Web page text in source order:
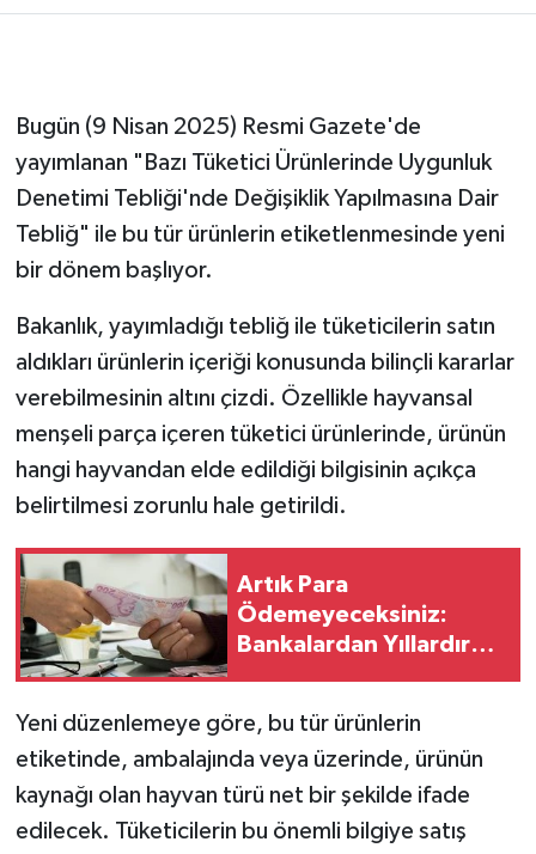
Bugün (9 Nisan 2025) Resmi Gazete'de
yayımlanan "Bazı Tüketici Ürünlerinde Uygunluk
Denetimi Tebliği'nde Değişiklik Yapılmasına Dair
Tebliğ" ile bu tür ürünlerin etiketlenmesinde yeni
bir dönem başlıyor.
Bakanlık, yayımladığı tebliğ ile tüketicilerin satın
aldıkları ürünlerin içeriği konusunda bilinçli kararlar
verebilmesinin altını çizdi. Özellikle hayvansal
menşeli parça içeren tüketici ürünlerinde, ürünün
hangi hayvandan elde edildiği bilgisinin açıkça
belirtilmesi zorunlu hale getirildi.
Artık Para
Ödemeyeceksiniz:
Bankalardan Yıllardır
Yeni düzenlemeye göre, bu tür ürünlerin
etiketinde, ambalajında veya üzerinde, ürünün
kaynağı olan hayvan türü net bir şekilde ifade
edilecek. Tüketicilerin bu önemli bilgiye satış